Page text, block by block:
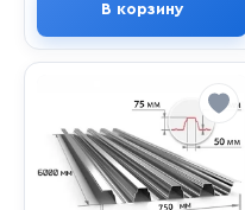
В корзину